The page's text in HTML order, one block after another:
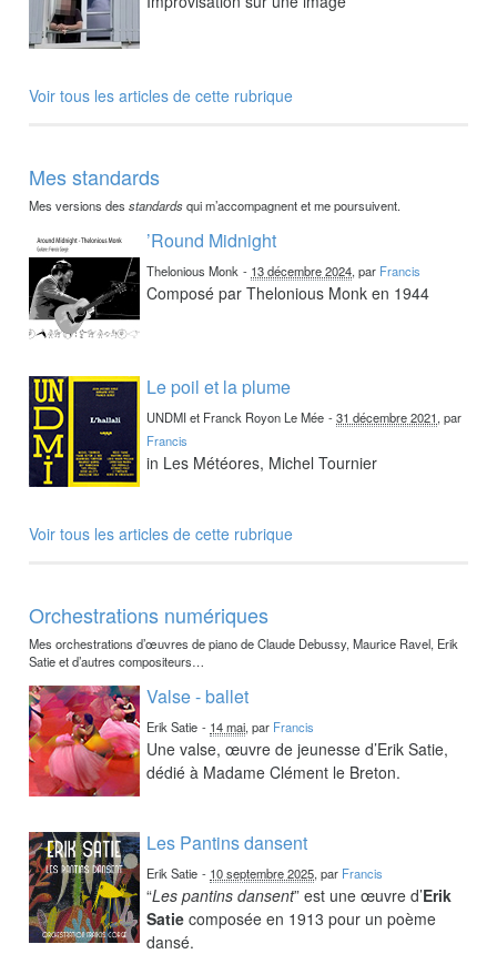
Voir tous les articles de cette rubrique
Mes standards
Mes versions desstandardsqui m’accompagnent et me poursuivent.
’Round Midnight
Thelonious Monk - 13 décembre 2024, par Francis
Composé par Thelonious Monk en 1944
Le poil et la plume
UNDMI et Franck Royon Le Mée -31 décembre 2021, par
Francis
in Les Météores, Michel Tournier
Voir tous les articles de cette rubrique
Orchestrations numériques
Mes orchestrations d’œuvres de piano de Claude Debussy, Maurice Ravel, Erik
Satie et d’autres compositeurs…
Valse - ballet
Erik Satie - 14 mai, par Francis
Une valse, œuvre de jeunesse d’Erik Satie,
dédié à Madame Clément le Breton.
Les Pantins dansent
Erik Satie - 10 septembre 2025, par Francis
“Les pantins dansent” est une œuvre d’Erik
Satie composée en 1913 pour un poème
dansé.